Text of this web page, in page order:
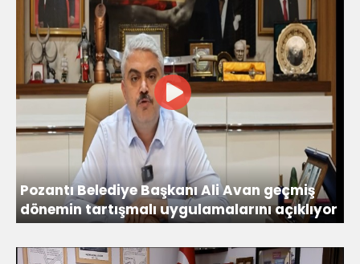
Pozantı Belediye Başkanı Ali Avan geçmiş
dönemin tartışmalı uygulamalarını açıklıyor